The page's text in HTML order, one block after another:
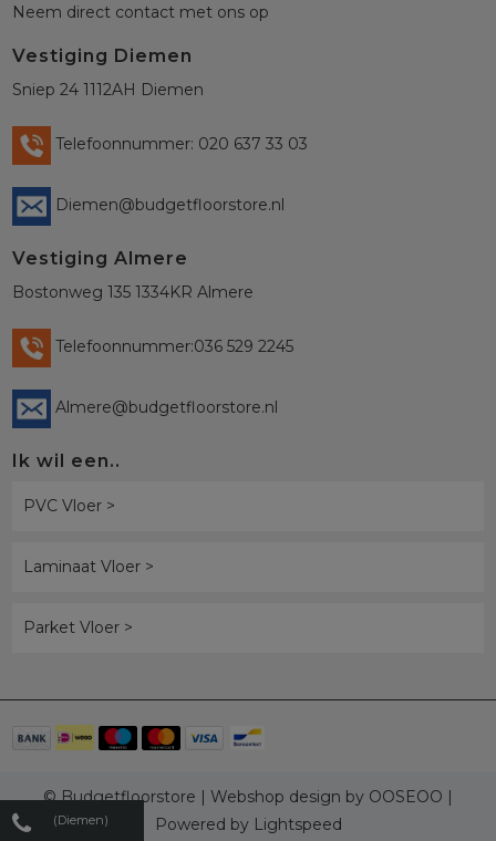
(Diemen)
Neem direct contact met ons op
Vestiging Diemen
Sniep 24 1112AH Diemen
Telefoonnummer: 020 637 33 03
Diemen@budgetfloorstore.nl
Vestiging Almere
Bostonweg 135 1334KR Almere
Telefoonnummer:036 529 2245
Almere@budgetfloorstore.nl
Ik wil een..
PVC Vloer >
Laminaat Vloer >
Parket Vloer >
© Budgetfloorstore | Webshop design by OOSEOO |
Powered by Lightspeed